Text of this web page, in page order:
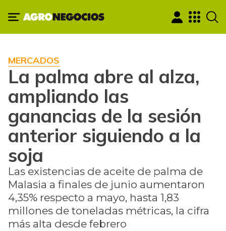
MERCADOS
La palma abre al alza,
ampliando las
ganancias de la sesión
anterior siguiendo a la
soja
Las existencias de aceite de palma de
Malasia a finales de junio aumentaron
4,35% respecto a mayo, hasta 1,83
millones de toneladas métricas, la cifra
más alta desde febrero